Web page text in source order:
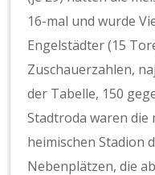
16-mal und wurde
Engelstädter (15
Zuschauerzahlen,
der Tabelle, 150
Stadtroda waren die
heimischen Stadion
Nebenplätzen, die